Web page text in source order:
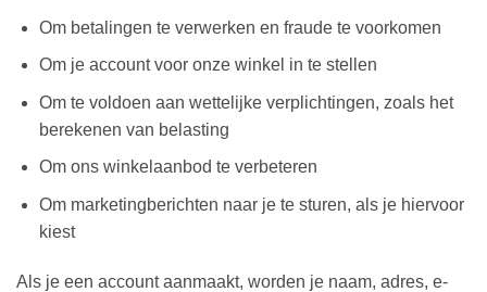
Om betalingen te verwerken en fraude te voorkomen
Om je account voor onze winkel in te stellen
Om te voldoen aan wettelijke verplichtingen, zoals het
berekenen van belasting
Om ons winkelaanbod te verbeteren
Om marketingberichten naar je te sturen, als je hiervoor
kiest
Als je een account aanmaakt, worden je naam, adres, e-